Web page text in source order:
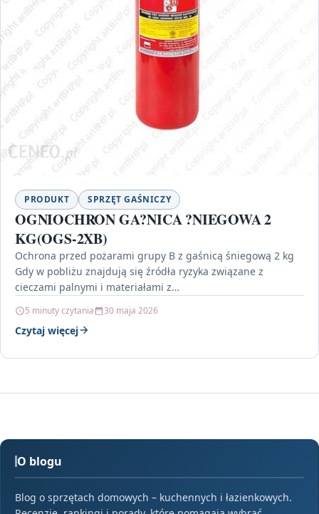
PRODUKT SPRZĘT GAŚNICZY
OGNIOCHRON GA?NICA ?NIEGOWA 2
KG(OGS-2XB)
Ochrona przed pożarami grupy B z gaśnicą śniegową 2 kg
Gdy w pobliżu znajdują się źródła ryzyka związane z
cieczami palnymi i materiałami z…
5 minuty czytania 30 maja 2026
Czytaj więcej
O blogu
Blog o sprzętach domowych – kuchennych i łazienkowych.